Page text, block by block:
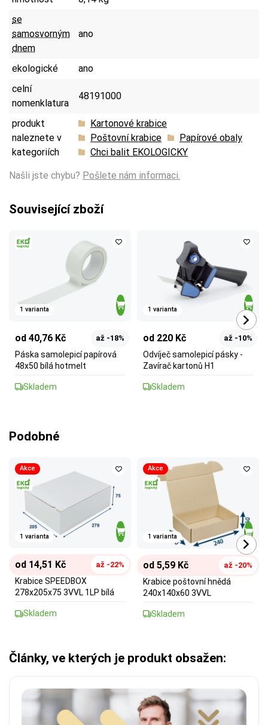
se
samosvorným
dnem
ano
ekologické
ano
celní
nomenklatura
48191000
produkt
naleznete v
kategoriích
Kartonové krabice
Poštovní krabice
Papírové obaly
Chci balit EKOLOGICKY
Našli jste chybu? Pošlete nám informaci.
Související zboží
1 varianta
od 40,76 Kč až -18%
Páska samolepicí papírová
48x50 bílá hotmelt
Skladem
1 varianta
od 220 Kč až -10%
Odvíječ samolepicí pásky -
Zavírač kartonů H1
Skladem
Podobné
Akce
1 varianta
od 14,51 Kč až -22%
Krabice SPEEDBOX
278x205x75 3VVL 1LP bílá
Skladem
Akce
1 varianta
od 5,59 Kč až -20%
Krabice poštovní hnědá
240x140x60 3VVL
Skladem
Články, ve kterých je produkt obsažen: